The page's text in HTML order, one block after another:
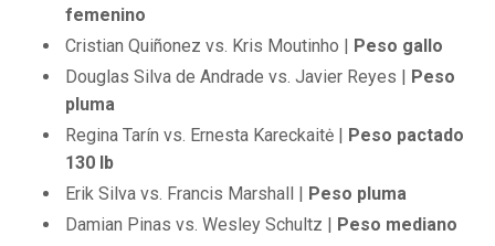
femenino
Cristian Quiñonez vs. Kris Moutinho | Peso gallo
Douglas Silva de Andrade vs. Javier Reyes | Peso
pluma
Regina Tarín vs. Ernesta Kareckaitė | Peso pactado
130 lb
Erik Silva vs. Francis Marshall |
Peso pluma
Damian Pinas vs. Wesley Schultz |
Peso mediano